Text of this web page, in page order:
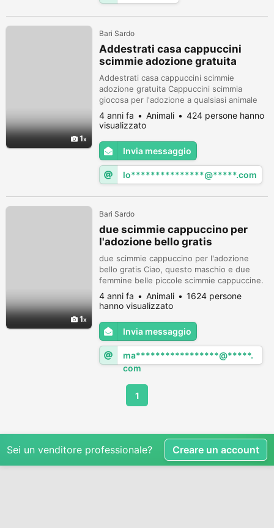
1
Bari Sardo
Addestrati casa cappuccini
scimmie adozione gratuita
Addestrati casa cappuccini scimmie
adozione gratuita Cappuccini scimmia
giocosa per l'adozione a qualsiasi animale
domestico di famiglia amorevole e
premuroso, non importa dove potrebbero
cappuccino scimmie casa che vengono
allevati pannolini per bambini addestrati, al
guinzaglio addestrati, indossa abiti e gli
piac...
4 anni fa Animali
424 persone hanno
visualizzato
Invia messaggio
lo***************@*****.com
1
Bari Sardo
due scimmie cappuccino per
l'adozione bello gratis
due scimmie cappuccino per l'adozione
bello gratis Ciao, questo maschio e due
femmine belle piccole scimmie cappuccine.
Saranno viene fornito con tutti i loro
documenti genealogico Io caricare una foto
per sempre, sono molto grande con altri
cani e il gatto di, LORO più grande fan ha
poca personalità .... Ho un ...
4 anni fa Animali
1624 persone
hanno visualizzato
Invia messaggio
ma*****************@*****.
com
1
Sei un venditore professionale? Creare un account